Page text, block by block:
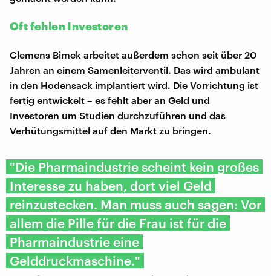
Oft fehlen Investoren
Clemens Bimek arbeitet außerdem schon seit über 20
Jahren an einem Samenleiterventil. Das wird ambulant
in den Hodensack implantiert wird. Die Vorrichtung ist
fertig entwickelt – es fehlt aber an Geld und
Investoren um Studien durchzuführen und das
Verhütungsmittel auf den Markt zu bringen.
"Die Pharmaindustrie scheint kein großes
Interesse zu haben, dort viel Geld
reinzustecken. Man muss auch sagen: Vor
allem die Pille für die Frau ist für die
Pharmaindustrie eine
Gelddruckmaschine."